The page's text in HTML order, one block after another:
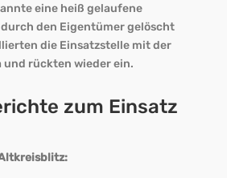
eine heiß gelaufene
den Eigentümer gelöscht
die Einsatzstelle mit der
und rückten wieder ein.
zum Einsatz